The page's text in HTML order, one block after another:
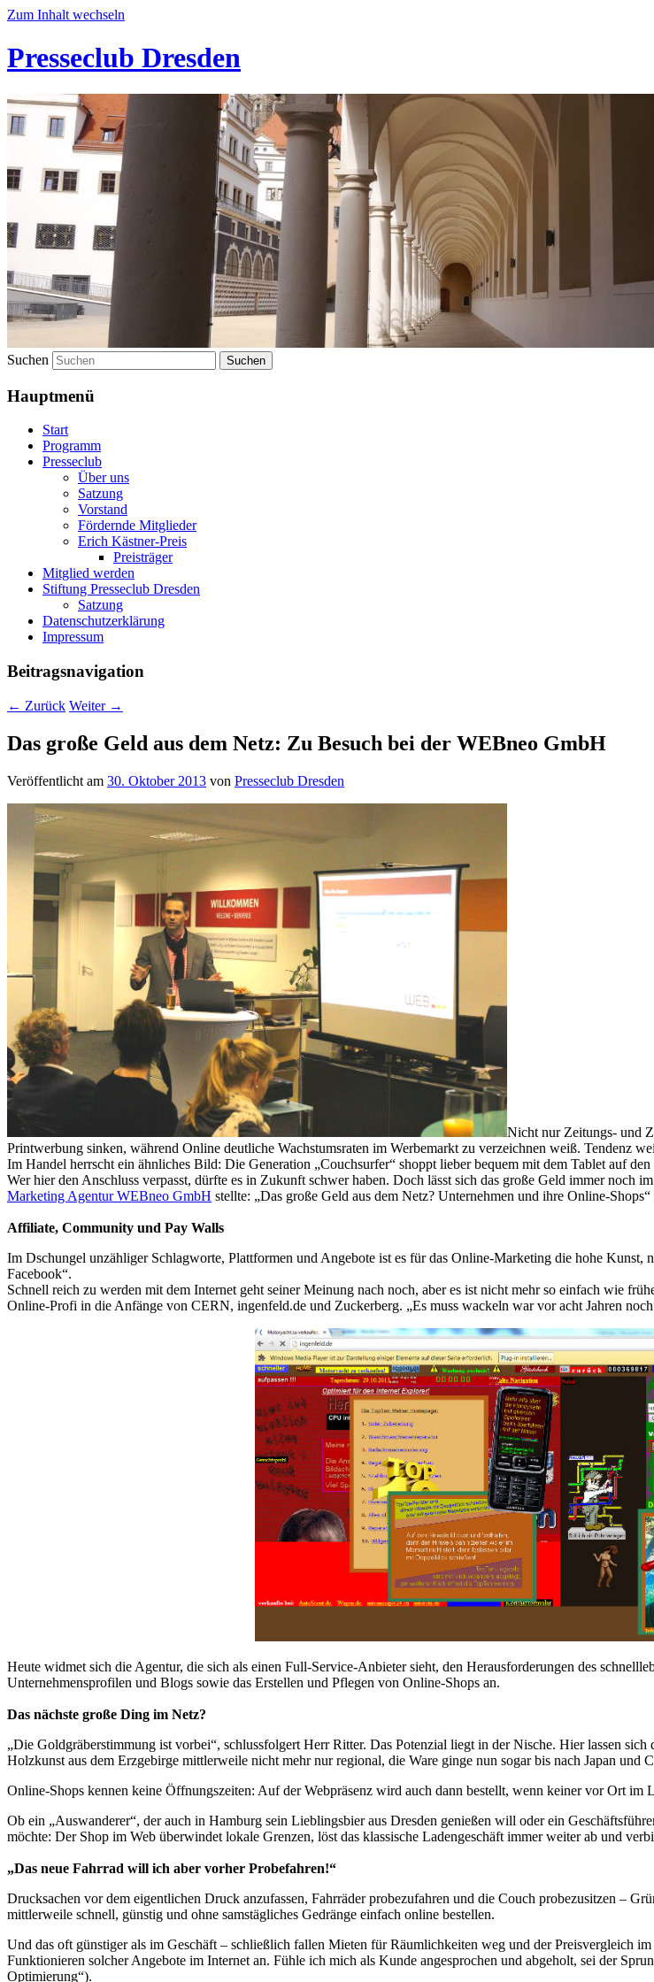
Zum Inhalt wechseln
Presseclub Dresden
Suchen
Hauptmenü
Start
Programm
Presseclub
Über uns
Satzung
Vorstand
Fördernde Mitglieder
Erich Kästner-Preis
Preisträger
Mitglied werden
Stiftung Presseclub Dresden
Satzung
Datenschutzerklärung
Impressum
Beitragsnavigation
← Zurück Weiter →
Das große Geld aus dem Netz: Zu Besuch bei der WEBneo GmbH
Veröffentlicht am 30. Oktober 2013 von Presseclub Dresden
Nicht nur Zeitungs- und
Printwerbung sinken, während Online deutliche Wachstumsraten im Werbemarkt zu verzeichnen weiß. Tendenz
Im Handel herrscht ein ähnliches Bild: Die Generation „Couchsurfer“ shoppt lieber bequem mit dem Tablet auf
Wer hier den Anschluss verpasst, dürfte es in Zukunft schwer haben. Doch lässt sich das große Geld immer
Marketing Agentur WEBneo GmbH stellte: „Das große Geld aus dem Netz? Unternehmen und ihre Online-
Affiliate, Community und Pay Walls
Im Dschungel unzähliger Schlagworte, Plattformen und Angebote ist es für das Online-Marketing die hohe
Facebook“.
Schnell reich zu werden mit dem Internet geht seiner Meinung nach noch, aber es ist nicht mehr so einfach wie
Online-Profi in die Anfänge von CERN, ingenfeld.de und Zuckerberg. „Es muss wackeln war vor acht Jahren
Heute widmet sich die Agentur, die sich als einen Full-Service-Anbieter sieht, den Herausforderungen des
Unternehmensprofilen und Blogs sowie das Erstellen und Pflegen von Online-Shops an.
Das nächste große Ding im Netz?
„Die Goldgräberstimmung ist vorbei“, schlussfolgert Herr Ritter. Das Potenzial liegt in der Nische. Hier lassen
Holzkunst aus dem Erzgebirge mittlerweile nicht mehr nur regional, die Ware ginge nun sogar bis nach Japan und
Online-Shops kennen keine Öffnungszeiten: Auf der Webpräsenz wird auch dann bestellt, wenn keiner vor Ort im
Ob ein „Auswanderer“, der auch in Hamburg sein Lieblingsbier aus Dresden genießen will oder ein
möchte: Der Shop im Web überwindet lokale Grenzen, löst das klassische Ladengeschäft immer weiter ab und
„Das neue Fahrrad will ich aber vorher Probefahren!“
Drucksachen vor dem eigentlichen Druck anzufassen, Fahrräder probezufahren und die Couch probezusitzen –
mittlerweile schnell, günstig und ohne samstägliches Gedränge einfach online bestellen.
Und das oft günstiger als im Geschäft – schließlich fallen Mieten für Räumlichkeiten weg und der Preisvergleich
Funktionieren solcher Angebote im Internet an. Fühle ich mich als Kunde angesprochen und abgeholt, sei der
Optimierung“).